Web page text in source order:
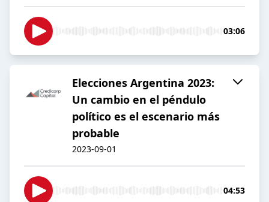
03:06
Elecciones Argentina 2023:
Un cambio en el péndulo
político es el escenario más
probable
2023-09-01
04:53